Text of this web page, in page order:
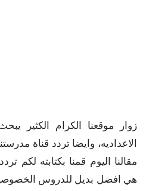
زوار موقعنا الكرام الكثير
الاعداديه، وايضا تردد قناة
مقالنا اليوم قمنا بكتابته لكم
هي افضل بديل للدروس